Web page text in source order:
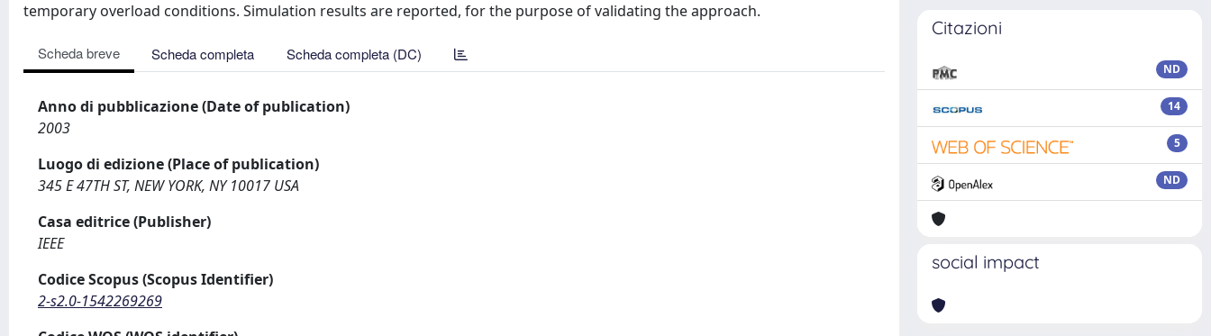
temporary overload conditions. Simulation results are reported, for the purpose of validating the approach.
Scheda breve Scheda completa Scheda completa (DC)
Anno di pubblicazione (Date of publication)
2003
Luogo di edizione (Place of publication)
345 E 47TH ST, NEW YORK, NY 10017 USA
Casa editrice (Publisher)
IEEE
Codice Scopus (Scopus Identifier)
2-s2.0-1542269269
Citazioni
ND
14
5
ND
social impact